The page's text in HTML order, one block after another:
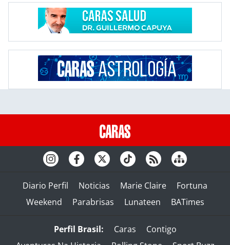
Diario Perfil Noticias Marie Claire
Fortuna
Weekend
Parabrisas Lunateen BATimes
Perfil Brasil: Caras
Contigo